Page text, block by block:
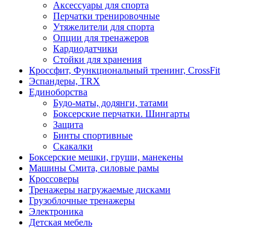
Аксессуары для спорта
Перчатки тренировочные
Утяжелители для спорта
Опции для тренажеров
Кардиодатчики
Стойки для хранения
Кроссфит, Функциональный тренинг, CrossFit
Эспандеры, TRX
Единоборства
Будо-маты, додянги, татами
Боксерские перчатки. Шингарты
Защита
Бинты спортивные
Скакалки
Боксерские мешки, груши, манекены
Машины Смита, силовые рамы
Кроссоверы
Тренажеры нагружаемые дисками
Грузоблочные тренажеры
Электроника
Детская мебель